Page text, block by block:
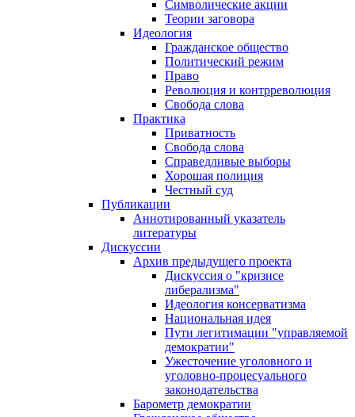
Символические акции
Теории заговора
Идеология
Гражданское общество
Политический режим
Право
Революция и контрреволюция
Свобода слова
Практика
Приватность
Свобода слова
Справедливые выборы
Хорошая полиция
Честный суд
Публикации
Аннотированный указатель
литературы
Дискуссии
Архив предыдущего проекта
Дискуссия о "кризисе
либерализма"
Идеология консерватизма
Национальная идея
Пути легитимации "управляемой
демократии"
Ужесточение уголовного и
уголовно-процесуального
законодательства
Барометр демократии